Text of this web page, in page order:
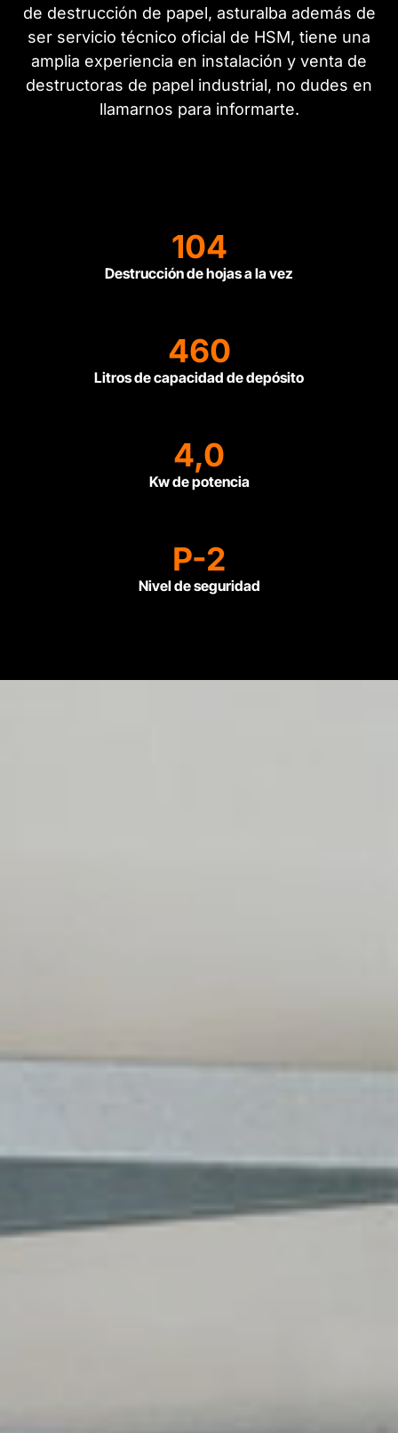
de destrucción de papel, asturalba además de
ser servicio técnico oficial de HSM, tiene una
amplia experiencia en instalación y venta de
destructoras de papel industrial, no dudes en
llamarnos para informarte.
104
Destrucción de hojas a la vez
460
Litros de capacidad de depósito
4,0
Kw de potencia
P-2
Nivel de seguridad